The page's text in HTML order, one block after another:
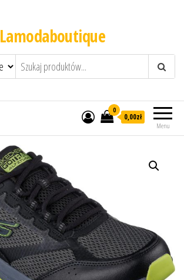
Lamodaboutique
Menu
0
0,00zł